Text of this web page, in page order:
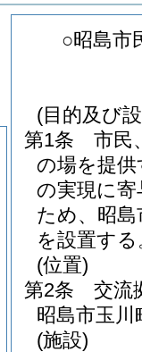
○昭島市
(目的及び
第1条
市民
の場を提
の実現に
ため、昭
を設置する
(位置)
第2条
交流
昭島市玉川
(施設)